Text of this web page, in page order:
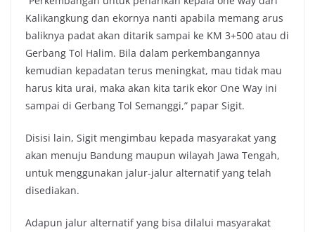
Kalikangkung dan ekornya nanti apabila memang arus
baliknya padat akan ditarik sampai ke KM 3+500 atau di
Gerbang Tol Halim. Bila dalam perkembangannya
kemudian kepadatan terus meningkat, mau tidak mau
harus kita urai, maka akan kita tarik ekor One Way ini
sampai di Gerbang Tol Semanggi,” papar Sigit.
Disisi lain, Sigit mengimbau kepada masyarakat yang
akan menuju Bandung maupun wilayah Jawa Tengah,
untuk menggunakan jalur-jalur alternatif yang telah
disediakan.
Adapun jalur alternatif yang bisa dilalui masyarakat